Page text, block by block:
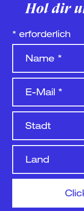
Hol dir
* erforderlich